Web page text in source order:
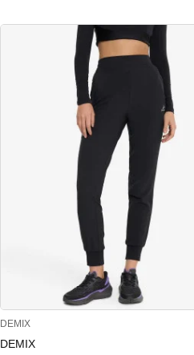
DEMIX
DEMIX